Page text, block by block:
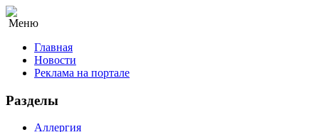
Меню
Главная
Новости
Реклама на портале
Разделы
Аллергия